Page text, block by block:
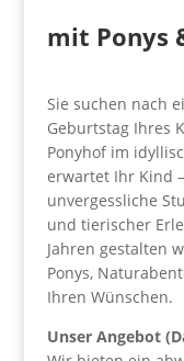
mit Ponys
Sie suchen nach
Geburtstag Ihres
Ponyhof im
erwartet Ihr Kind
unvergessliche
und tierischer
Jahren gestalten
Ponys,
Ihren Wünschen.
Unser Angebot